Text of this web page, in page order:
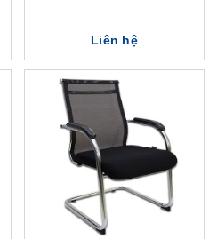
Liên hệ